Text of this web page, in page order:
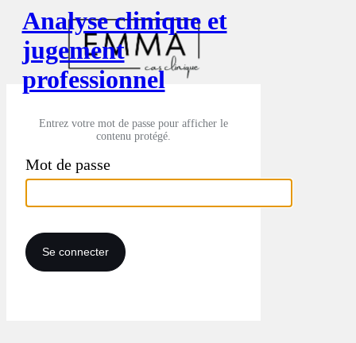
Analyse clinique et
jugement
professionnel
Entrez votre mot de passe pour afficher le
contenu protégé.
Mot de passe